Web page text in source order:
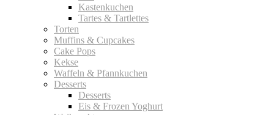
Kastenkuchen
Tartes & Tartlettes
Torten
Muffins & Cupcakes
Cake Pops
Kekse
Waffeln & Pfannkuchen
Desserts
Desserts
Eis & Frozen Yoghurt